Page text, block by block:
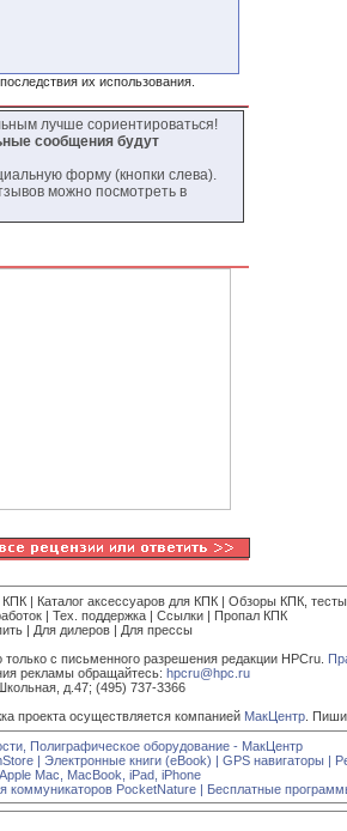
их использования.
лучше сориентироваться!
сообщения будут
форму (кнопки слева).
можно посмотреть в
КПК | Каталог аксессуаров для КПК | Обзоры КПК,
| Тех. поддержка | Ссылки | Пропал КПК
| Для дилеров| Для прессы
с письменного разрешения редакции HPCru.
рекламы обращайтесь: hpcru@hpc.ru
д.47; (495) 737-3366
проекта осуществляется компанией МакЦентр.
Полиграфическое оборудование - МакЦентр
| Электронные книги (eBook) | GPS навигаторы|
Mac, MacBook, iPad, iPhone
коммуникаторов PocketNature | Бесплатные